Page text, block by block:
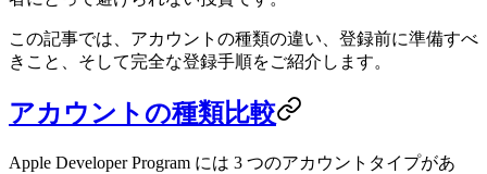
この記事では、アカウントの種類の違い、登録前に準備すべ
きこと、そして完全な登録手順をご紹介します。
アカウントの種類比較
Apple Developer Program には 3 つのアカウントタイプがあ